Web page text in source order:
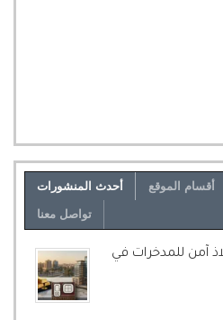
أحدث المنشورات أقسام الموقع
تواصل معنا
آمن للمدخرات في